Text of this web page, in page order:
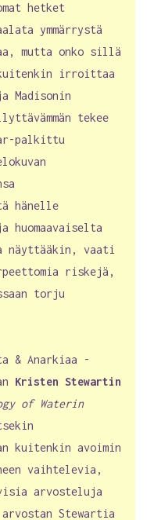
hetket
ymmärrystä
mutta onko sillä
irroittaa
Madisonin
tekee
palkittu
hänelle
näyttääkin, vaati
riskejä,
torju
& Anarkiaa -
Kristen Stewartin
of Waterin
kuitenkin avoimin
vaihtelevia,
arvosteluja
Stewartia